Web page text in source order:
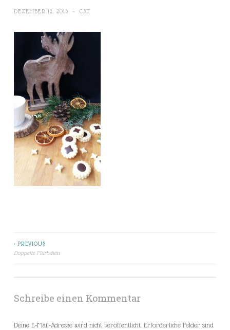
DEZEMBER 12, 2015 ~ CAT
Beitragsnavigation
< PREVIOUS
Doppelte Mürbchen
Schreibe einen Kommentar
Deine E-Mail-Adresse wird nicht veröffentlicht. Erforderliche Felder sind